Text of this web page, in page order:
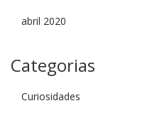
abril 2020
Categorias
Curiosidades